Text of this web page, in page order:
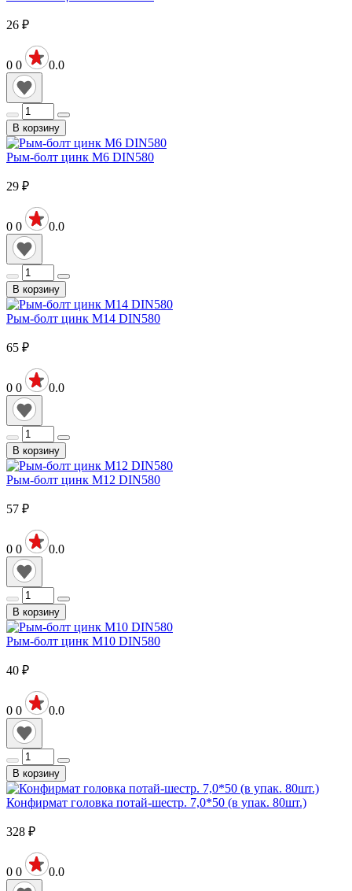
26 ₽
0 0 0.0
В корзину
Рым-болт цинк М6 DIN580
29 ₽
0 0 0.0
В корзину
Рым-болт цинк М14 DIN580
65 ₽
0 0 0.0
В корзину
Рым-болт цинк М12 DIN580
57 ₽
0 0 0.0
В корзину
Рым-болт цинк М10 DIN580
40 ₽
0 0 0.0
В корзину
Конфирмат головка потай-шестр. 7,0*50 (в упак. 80шт.)
328 ₽
0 0 0.0